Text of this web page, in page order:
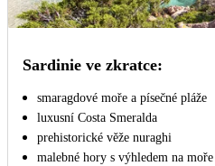
Sardinie ve zkratce:
smaragdové moře a písečné pláže
luxusní Costa Smeralda
prehistorické věže nuraghi
malebné hory s výhledem na moře